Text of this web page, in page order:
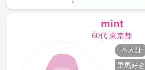
mint
60代 東京都
本人証
乗馬好き